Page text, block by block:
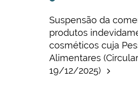
Suspensão da
produtos
cosméticos cuja
Alimentares
19/12/2025)